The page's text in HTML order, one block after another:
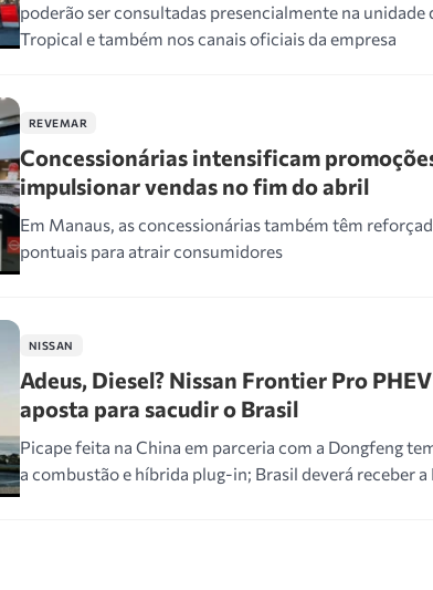
poderão ser consultadas presencialmente na unidade
Tropical e também nos canais oficiais da empresa
REVEMAR
Concessionárias intensificam
impulsionar vendas no fim do abril
Em Manaus, as concessionárias também têm
pontuais para atrair consumidores
NISSAN
Adeus, Diesel? Nissan Frontier Pro
aposta para sacudir o Brasil
Picape feita na China em parceria com a Dongfeng
a combustão e híbrida plug-in; Brasil deverá receber